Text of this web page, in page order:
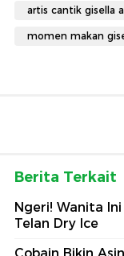
artis cantik gisella
momen makan
Berita Terkait
Ngeri! Wanita
Telan Dry Ice